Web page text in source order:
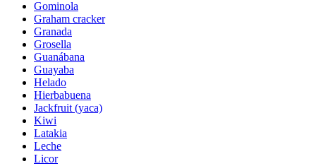
Gominola
Graham cracker
Granada
Grosella
Guanábana
Guayaba
Helado
Hierbabuena
Jackfruit (yaca)
Kiwi
Latakia
Leche
Licor